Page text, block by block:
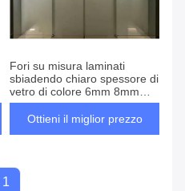
Fori su misura laminati
sbiadendo chiaro spessore di
vetro di colore 6mm 8mm
10mm 12mm
Ottieni il miglior prezzo
1